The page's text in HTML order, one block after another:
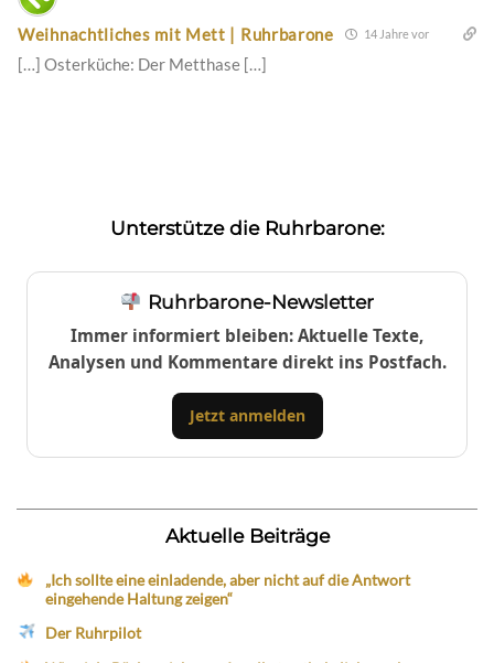
Weihnachtliches mit Mett | Ruhrbarone 14 Jahre vor
[…] Osterküche: Der Metthase […]
Unterstütze die Ruhrbarone:
Ruhrbarone-Newsletter
Immer informiert bleiben: Aktuelle Texte,
Analysen und Kommentare direkt ins Postfach.
Jetzt anmelden
Aktuelle Beiträge
„Ich sollte eine einladende, aber nicht auf die Antwort
eingehende Haltung zeigen“
Der Ruhrpilot